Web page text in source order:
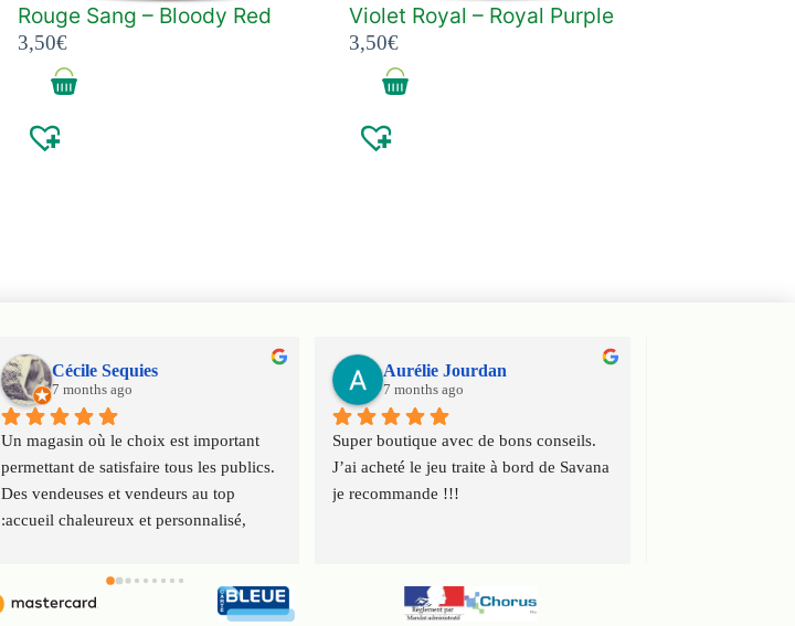
Rouge Sang – Bloody Red
3,50€
Violet Royal – Royal Purple
3,50€
Cécile Sequies
7 months ago
Un magasin où le choix est important
permettant de satisfaire tous les publics.
Des vendeuses et vendeurs au top
:accueil chaleureux et personnalisé,
Merci à toute l'équipe.
Aurélie Jourdan
7 months ago
Super boutique avec de bons conseils.
J’ai acheté le jeu traite à bord de Savana
je recommande !!!